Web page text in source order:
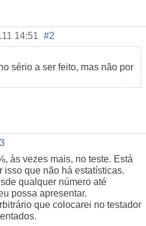
14:51 #2
sério a ser feito, mas não por
às vezes mais, no teste. Está
isso que não há estatísticas.
qualquer número até
possa apresentar.
que colocarei no testador